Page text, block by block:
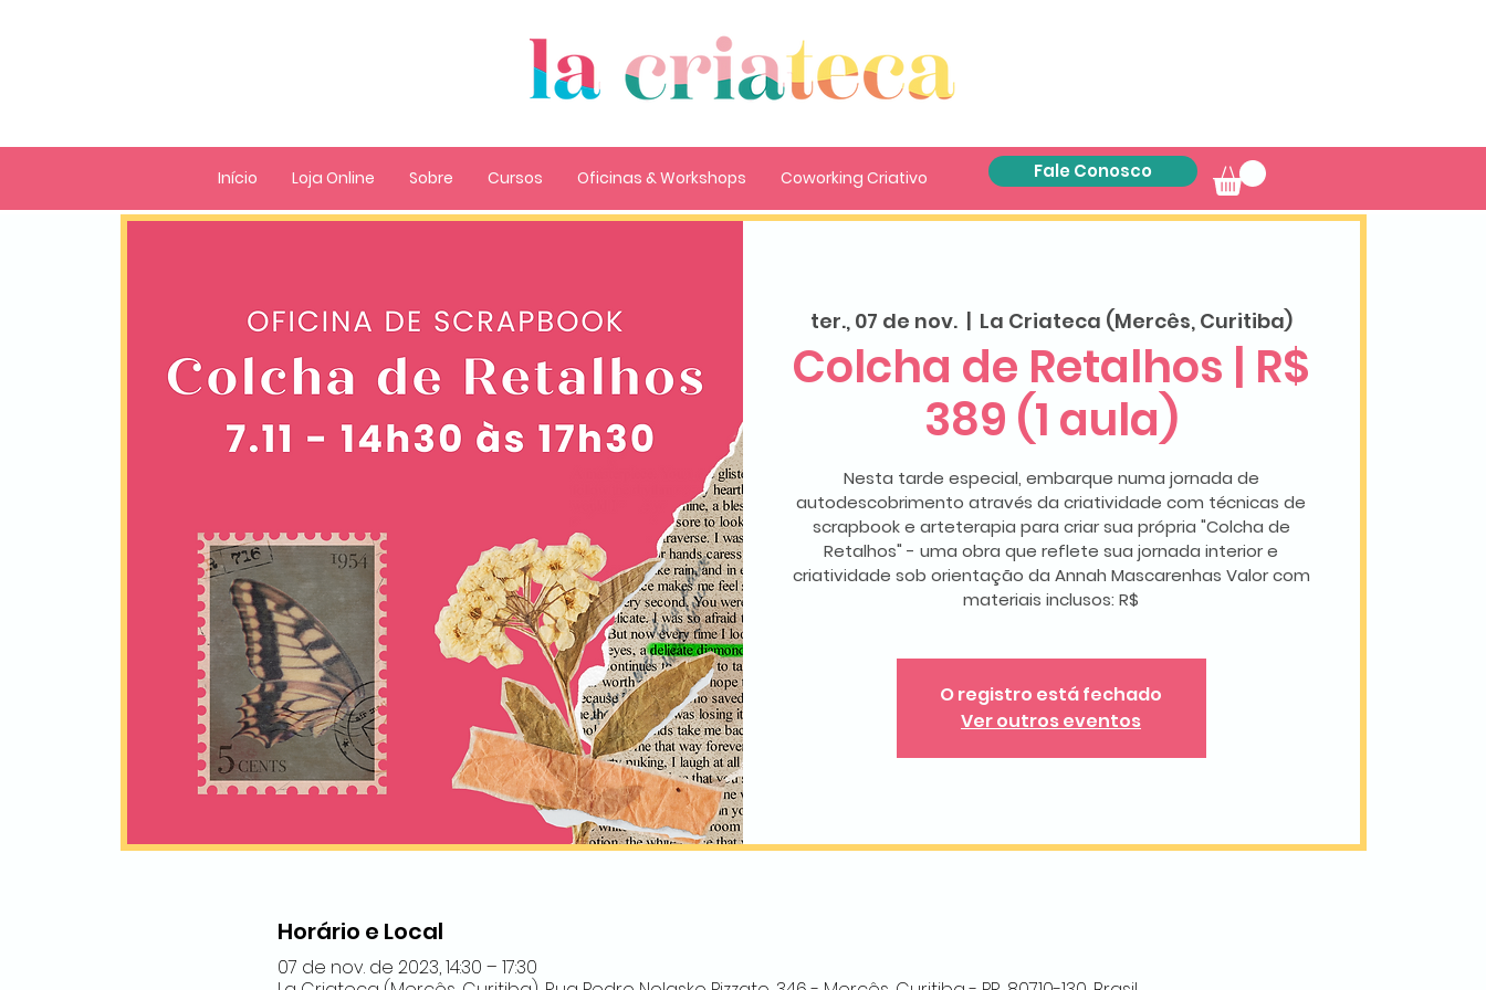
Início Loja Online Sobre Cursos Oficinas & Workshops Coworking Criativo Fale Conosco
ter., 07 de nov.
  |
La Criateca (Mercês, Curitiba)
Colcha de Retalhos | R$
389 (1 aula)
Nesta tarde especial, embarque numa jornada de
autodescobrimento através da criatividade com técnicas de
scrapbook e arteterapia para criar sua própria "Colcha de
Retalhos" - uma obra que reflete sua jornada interior e
criatividade sob orientação da Annah Mascarenhas Valor com
materiais inclusos: R$
O registro está fechado
Ver outros eventos
Horário e Local
07 de nov. de 2023, 14:30 – 17:30